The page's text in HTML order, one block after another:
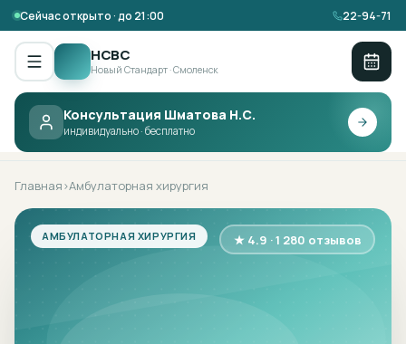
Сейчас открыто · до 21:00 22-94-71
НСВС
Новый Стандарт · Смоленск
Консультация Шматова Н.С.
индивидуально · бесплатно
НСВС ·АМБУЛАТОРНАЯ ХИРУРГИЯ
Главная›Амбулаторная хирургия
АМБУЛАТОРНАЯ ХИРУРГИЯ ★ 4.9 · 1 280 отзывов